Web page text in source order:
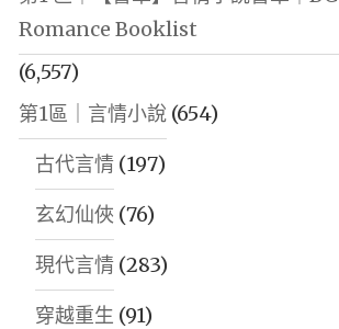
Romance Booklist
(6,557)
第1區｜言情小說(654)
古代言情(197)
玄幻仙俠 (76)
現代言情(283)
穿越重生 (91)